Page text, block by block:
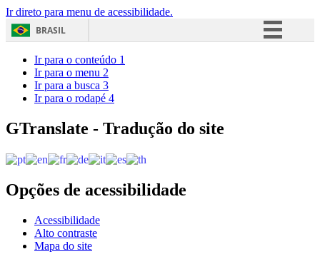
Ir direto para menu de acessibilidade.
BRASIL
Acesso à informação
Ir para o conteúdo 1
Ir para o menu 2
Ir para a busca 3
Ir para o rodapé 4
GTranslate - Tradução do site
Opções de acessibilidade
Acessibilidade
Alto contraste
Mapa do site